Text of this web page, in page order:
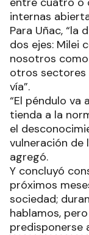
internas
Para Uñac, “la
dos ejes: Milei
nosotros
otros sectores
vía”.
“El péndulo va
tienda a la
el
vulneración de
agregó.
Y concluyó
próximos
sociedad;
hablamos,
predisponerse